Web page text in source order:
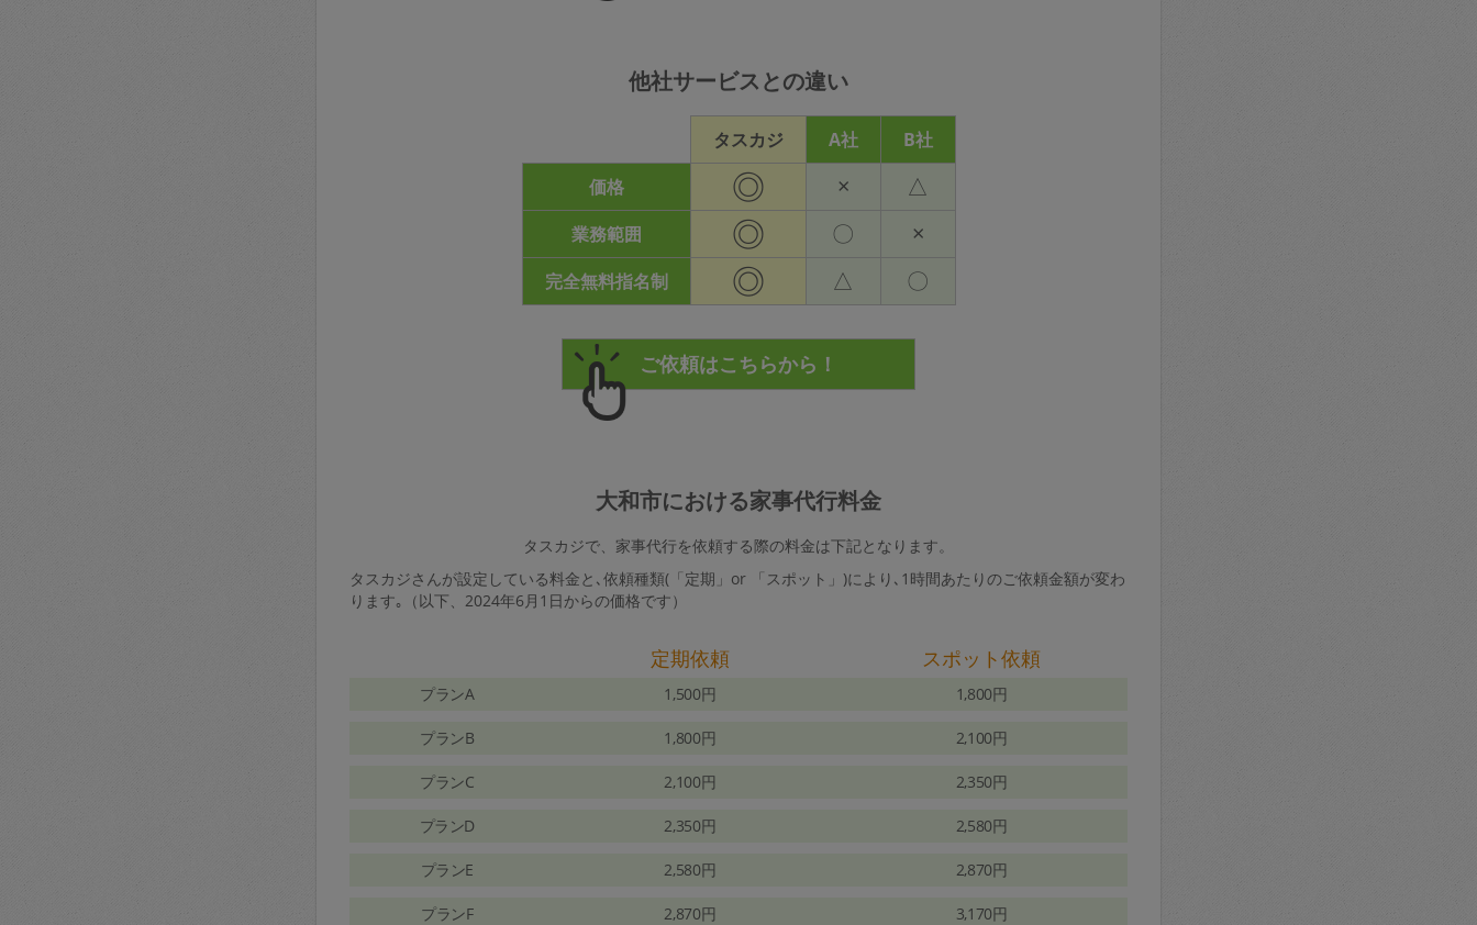
他社サービスとの違い
タスカジ A社
B社
価格
◎ × △
業務範囲 ◎ 〇 ×
完全無料指名制 ◎ △ 〇
大和市における家事代行料金
タスカジで、家事代行を依頼する際の料金は下記となります。
タスカジさんが設定している料金と､依頼種類(「定期」or 「スポット」)により､1時間あたりのご依頼金額が変わ
ります｡（以下、2024年6月1日からの価格です）
定期依頼 スポット依頼
プランA 1,500円 1,800円
プランB 1,800円 2,100円
プランC 2,100円 2,350円
プランD 2,350円 2,580円
プランE 2,580円 2,870円
プランF 2,870円 3,170円